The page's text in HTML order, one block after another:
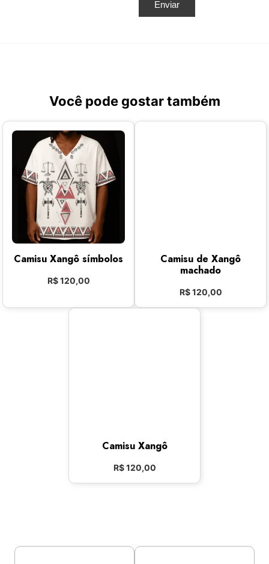
Você pode gostar também
Camisu Xangô símbolos
R$120,00
Camisu de Xangô
machado
R$120,00
Camisu Xangô
R$120,00